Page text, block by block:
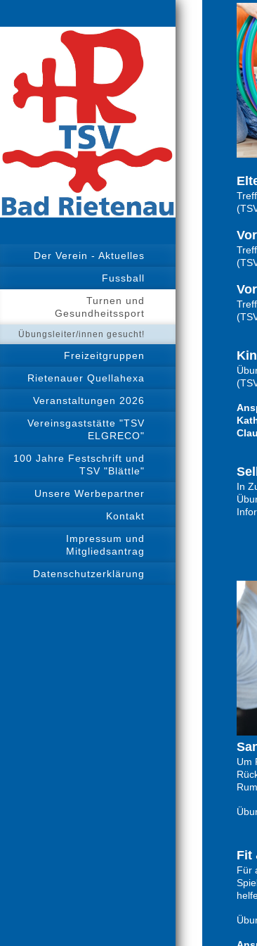
Der Verein - Aktuelles
Fussball
Turnen und
Gesundheitssport
Übungsleiter/innen gesucht!
Freizeitgruppen
Rietenauer Quellahexa
Veranstaltungen 2026
Vereinsgaststätte "TSV
ELGRECO"
100 Jahre Festschrift und
TSV "Blättle"
Unsere Werbepartner
Kontakt
Impressum und
Mitgliedsantrag
Datenschutzerklärung
In
Um
Fit
Für